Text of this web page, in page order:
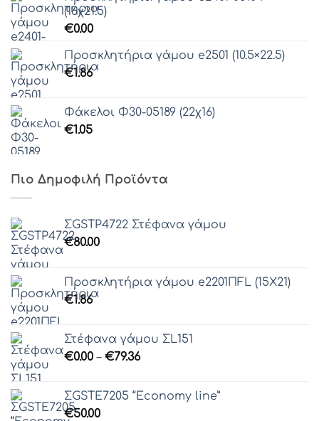
(16χ21.5)
€0.00
Προσκλητήρια γάμου e2501 (10.5×22.5)
€1.86
Φάκελοι Φ30-05189 (22χ16)
€1.05
Πιο Δημοφιλή Προϊόντα
ΣGSTP4722 Στέφανα γάμου
€80.00
Προσκλητήρια γάμου e2201ΠFL (15X21)
€1.86
Στέφανα γάμου ΣL151
€0.00 – €79.36Price
through
ΣGSTE7205 “Economy line”
€50.00